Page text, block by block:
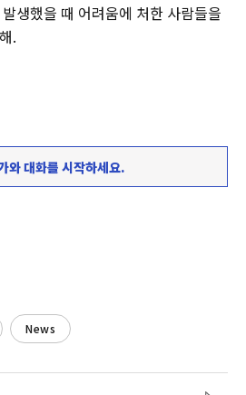
생했을 때 어려움에 처한 사람들을
.
와 대화를 시작하세요.
News